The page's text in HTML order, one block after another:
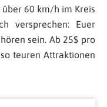
60 km/h im Kreis
versprechen: Euer
sein. Ab 25$ pro
teuren Attraktionen